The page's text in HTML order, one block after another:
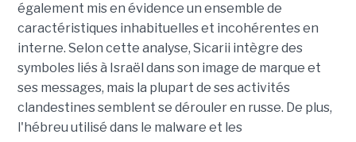
également mis en évidence un ensemble de
caractéristiques inhabituelles et incohérentes en
interne. Selon cette analyse, Sicarii intègre des
symboles liés à Israël dans son image de marque et
ses messages, mais la plupart de ses activités
clandestines semblent se dérouler en russe. De plus,
l'hébreu utilisé dans le malware et les